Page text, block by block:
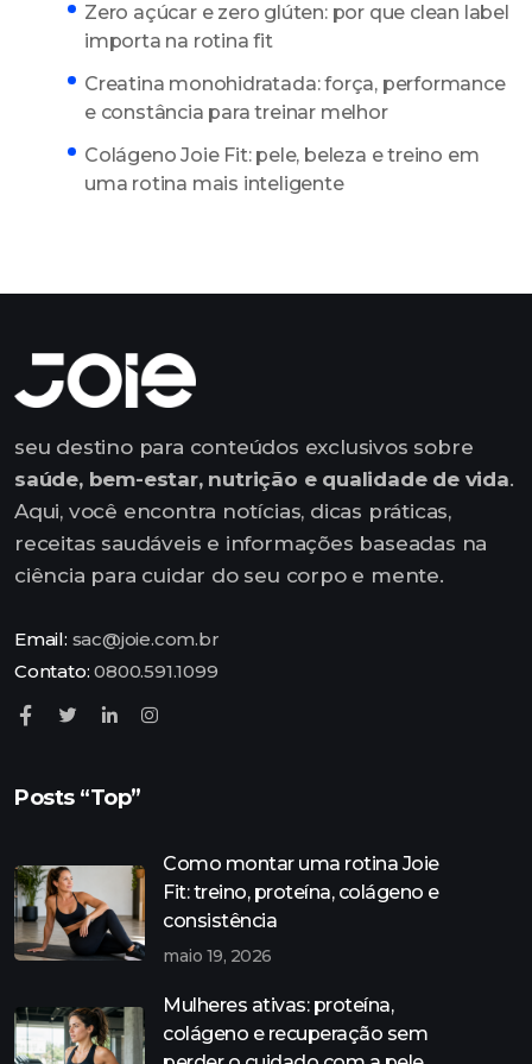
Zero açúcar e zero glúten: por que clean label
importa na rotina fit
Creatina monohidratada: força, performance
e constância para treinar melhor
Colágeno Joie Fit: pele, beleza e treino em
uma rotina mais inteligente
seu destino para conteúdos exclusivos sobre
saúde, bem-estar, nutrição e qualidade de vida.
Aqui, você encontra notícias, dicas práticas,
receitas saudáveis e informações baseadas na
ciência para cuidar do seu corpo e mente.
Email: sac@joie.com.br
Contato:0800.591.1099
Posts “Top”
Como montar uma rotina Joie
Fit: treino, proteína, colágeno e
consistência
maio 19, 2026
Mulheres ativas: proteína,
colágeno e recuperação sem